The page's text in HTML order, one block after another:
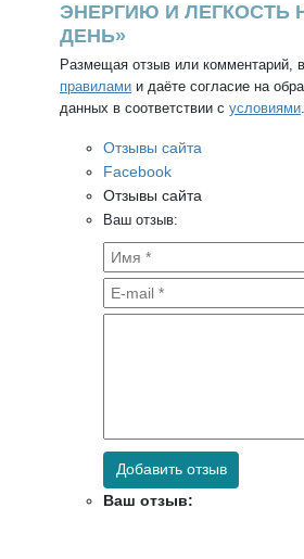
ЭНЕРГИЮ И ЛЕГКОСТЬ
ДЕНЬ»
Размещая отзыв или комментарий,
правилами и даёте согласие на
данных в соответствии с условиями.
Отзывы сайта
Facebook
Отзывы сайта
Ваш отзыв:
Добавить отзыв
Ваш отзыв: